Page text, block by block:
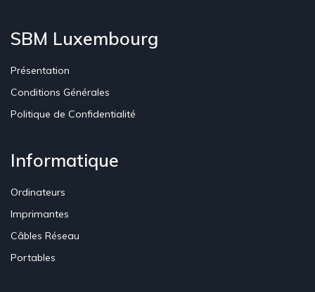
SBM Luxembourg
Présentation
Conditions Générales
Politique de Confidentialité
Informatique
Ordinateurs
Imprimantes
Câbles Réseau
Portables